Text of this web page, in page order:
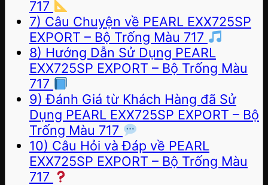
717
7) Câu Chuyện về PEARL EXX725SP
EXPORT – Bộ Trống Màu 717
8) Hướng Dẫn Sử Dụng PEARL
EXX725SP EXPORT – Bộ Trống Màu
717
9) Đánh Giá từ Khách Hàng đã Sử
Dụng PEARL EXX725SP EXPORT – Bộ
Trống Màu 717
10) Câu Hỏi và Đáp về PEARL
EXX725SP EXPORT – Bộ Trống Màu
717